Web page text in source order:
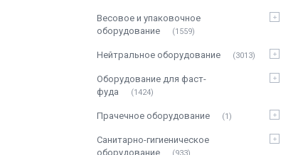
Весовое и упаковочное
оборудование
1559
Нейтральное оборудование 3013
Оборудование для фаст-
фуда
1424
Прачечное оборудование 1
Санитарно-гигиеническое
оборудование